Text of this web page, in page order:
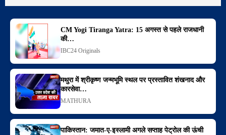
CM Yogi Tiranga Yatra: 15 अगस्त से पहले राजधानी
की…
IBC24 Originals
मथुरा में श्रीकृष्ण जन्मभूमि स्थल पर प्रस्तावित शंखनाद और
कारसेवा…
MATHURA
पाकिस्तान: जमात-ए-इस्लामी अगले सप्ताह पेट्रोल की ऊंची